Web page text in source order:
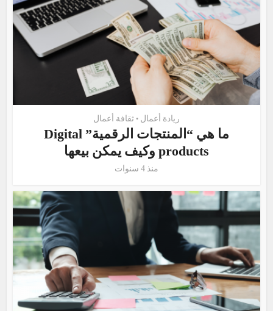
ثقافة أعمال • ريادة أعمال
ما هي “المنتجات الرقمية” Digital
products وكيف يمكن بيعها
منذ 4 سنوات